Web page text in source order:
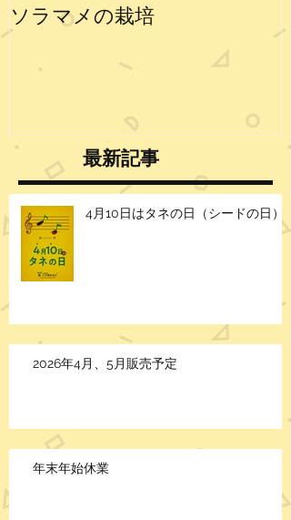
ソラマメの栽培
最新記事
4月10日はタネの日（シードの日）
2026年4月、5月販売予定
年末年始休業